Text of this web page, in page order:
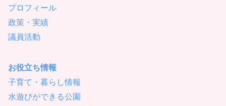
プロフィール
政策・実績
議員活動
お役立ち情報
子育て・暮らし情報
水遊びができる公園